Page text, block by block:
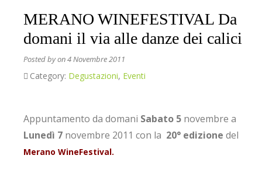
MERANO WINEFESTIVAL Da
domani il via alle danze dei calici
Posted byon 4 Novembre 2011
Category: Degustazioni, Eventi
Appuntamento da domani Sabato 5 novembre a
Lunedì 7 novembre 2011 con la 20° edizione del
Merano WineFestival.